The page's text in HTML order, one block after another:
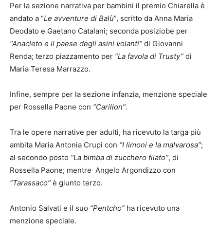
Per la sezione narrativa per bambini il premio Chiarella è
andato a “Le avventure di Balù”, scritto da Anna Maria
Deodato e Gaetano Catalani; seconda posiziobe per
“Anacleto e il paese degli asini volanti” di Giovanni
Renda; terzo piazzamento per “La favola di Trusty” di
Maria Teresa Marrazzo.
Infine, sempre per la sezione infanzia, menzione speciale
per Rossella Paone con “Carillon”.
Tra le opere narrative per adulti, ha ricevuto la targa più
ambita Maria Antonia Crupi con “I limoni e la malvarosa”;
al secondo posto “La bimba di zucchero filato”, di
Rossella Paone; mentre Angelo Argondizzo con
“Tarassaco” è giunto terzo.
Antonio Salvati e il suo “Pentcho” ha ricevuto una
menzione speciale.